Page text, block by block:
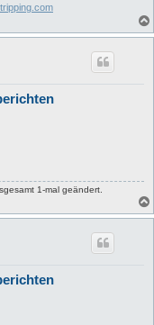
1-mal geändert.